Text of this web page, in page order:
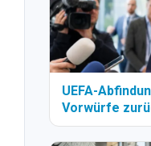
UEFA-
Vorwürfe